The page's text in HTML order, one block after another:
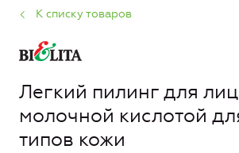
К списку товаров
Легкий пилинг для
молочной кислотой
типов кожи